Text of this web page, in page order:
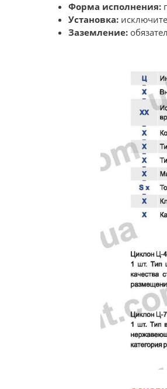
Форма исполнения:
Установка:
Заземление: